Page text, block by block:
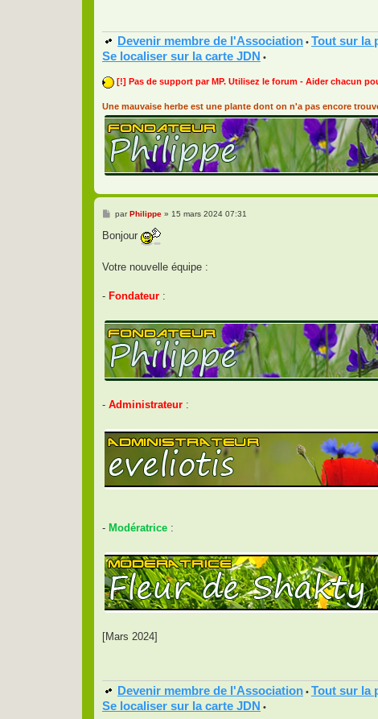
Devenir membre de l'Association • Tout sur la
Se localiser sur la carte JDN •
[!] Pas de support par MP. Utilisez le forum - Aider chacun
Une mauvaise herbe est une plante dont on n'a pas encore
M
s
s
e
parPhilippe» 15 mars 2024 07:31
Bonjour
Votre nouvelle équipe :
- Fondateur :
- Administrateur :
- Modératrice :
[Mars 2024]
Devenir membre de l'Association • Tout sur la
Se localiser sur la carte JDN •